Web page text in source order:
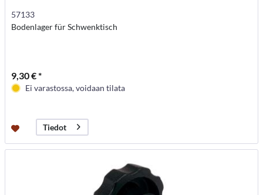
57133
Bodenlager für Schwenktisch
9,30 € *
Ei varastossa, voidaan tilata
Tiedot